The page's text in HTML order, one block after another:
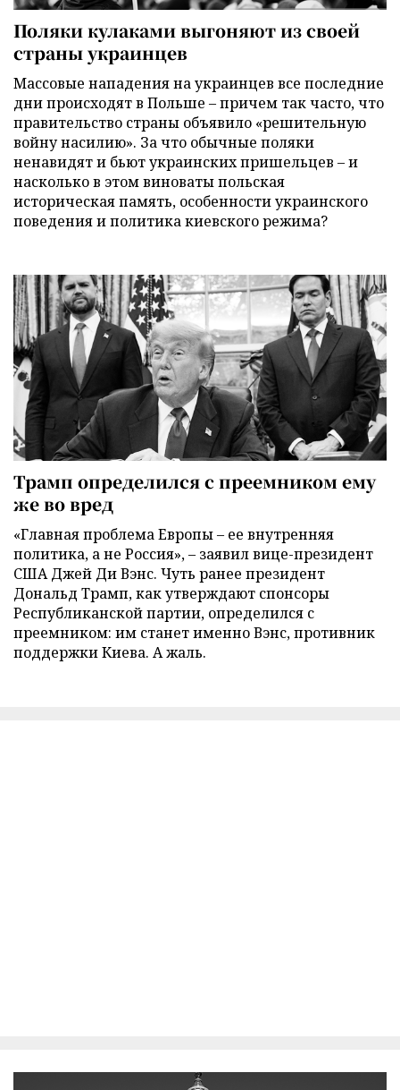
Поляки кулаками выгоняют из своей
страны украинцев
Массовые нападения на украинцев все последние
дни происходят в Польше – причем так часто, что
правительство страны объявило «решительную
войну насилию». За что обычные поляки
ненавидят и бьют украинских пришельцев – и
насколько в этом виноваты польская
историческая память, особенности украинского
поведения и политика киевского режима?
Трамп определился с преемником ему
же во вред
«Главная проблема Европы – ее внутренняя
политика, а не Россия», – заявил вице-президент
США Джей Ди Вэнс. Чуть ранее президент
Дональд Трамп, как утверждают спонсоры
Республиканской партии, определился с
преемником: им станет именно Вэнс, противник
поддержки Киева. А жаль.